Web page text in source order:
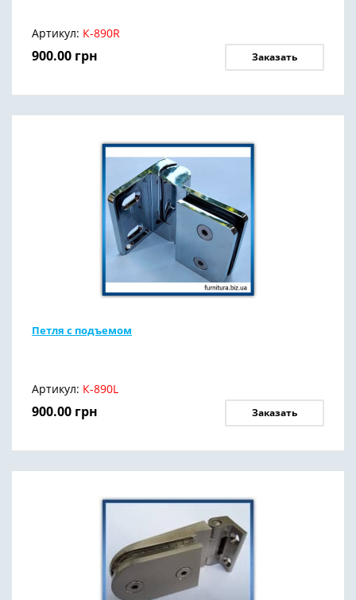
Артикул: К-890R
900.00 грн Заказать
Петля с подъемом
Артикул: К-890L
900.00 грн Заказать